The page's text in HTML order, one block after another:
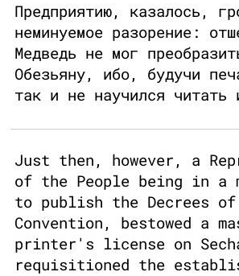
Предприятию, казалось,
неминуемое разорение:
Медведь не мог
Обезьяну, ибо, будучи
так и не научился читать
Just then, however, a
of the People being in a
to publish the Decrees
Convention, bestowed a
printer's license on
requisitioned the